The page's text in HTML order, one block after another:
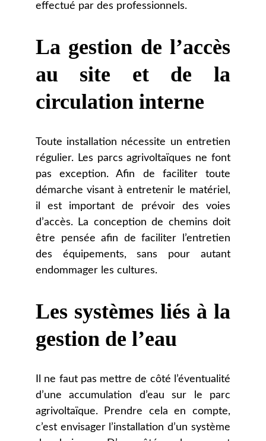
effectué par des professionnels.
La gestion de l’accès
au site et de la
circulation interne
Toute installation nécessite un entretien
régulier. Les parcs agrivoltaïques ne font
pas exception. Afin de faciliter toute
démarche visant à entretenir le matériel,
il est important de prévoir des voies
d’accès. La conception de chemins doit
être pensée afin de faciliter l’entretien
des équipements, sans pour autant
endommager les cultures.
Les systèmes liés à la
gestion de l’eau
Il ne faut pas mettre de côté l’éventualité
d’une accumulation d’eau sur le parc
agrivoltaïque. Prendre cela en compte,
c’est envisager l’installation d’un système